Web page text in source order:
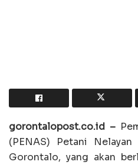
gorontalopost.co.id –
(PENAS) Petani
Gorontalo, yang akan